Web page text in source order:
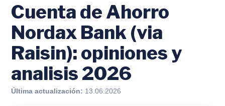
Cuenta de Ahorro
Nordax Bank (via
Raisin): opiniones y
analisis 2026
Última actualización: 13.06.2026